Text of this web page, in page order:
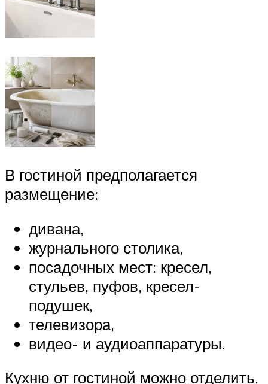
В гостиной предполагается
размещение:
дивана,
журнального столика,
посадочных мест: кресел,
стульев, пуфов, кресел-
подушек,
телевизора,
видео- и аудиоаппаратуры.
Кухню от гостиной можно отделить,